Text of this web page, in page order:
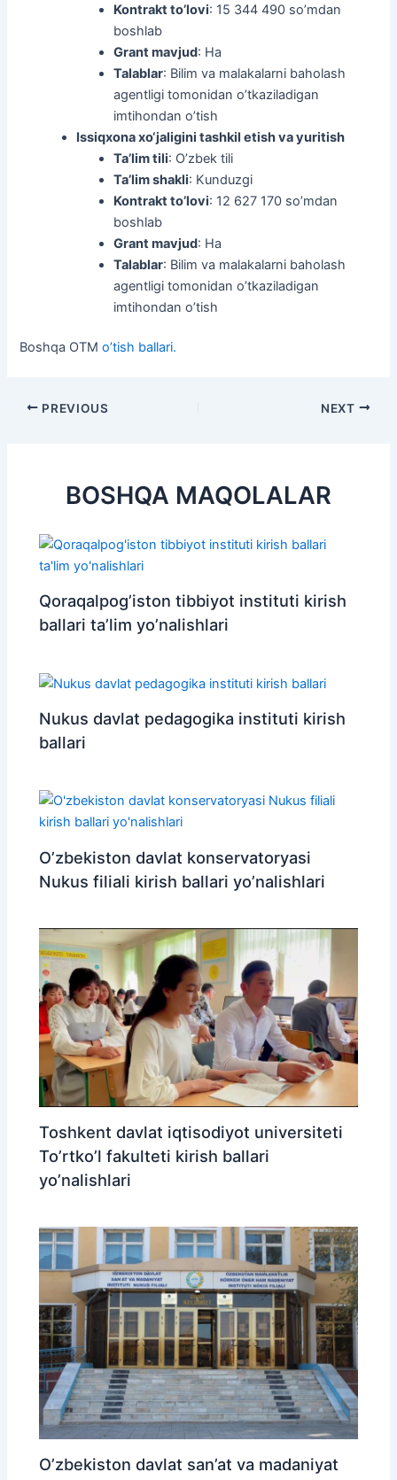
Kontrakt to’lovi: 15 344 490 so’mdan
boshlab
Grant mavjud: Ha
Talablar: Bilim va malakalarni baholash
agentligi tomonidan o’tkaziladigan
imtihondan o’tish
Issiqxona xo‘jaligini tashkil etish va yuritish
Ta’lim tili: O’zbek tili
Ta’lim shakli: Kunduzgi
Kontrakt to’lovi: 12 627 170 so’mdan
boshlab
Grant mavjud: Ha
Talablar: Bilim va malakalarni baholash
agentligi tomonidan o’tkaziladigan
imtihondan o’tish
Boshqa OTMo’tish ballari.
Post
PREVIOUS NEXT
BOSHQA MAQOLALAR
Qoraqalpog’iston tibbiyot instituti kirish
ballari ta’lim yo’nalishlari
Nukus davlat pedagogika instituti kirish
ballari
O’zbekiston davlat konservatoryasi
Nukus filiali kirish ballari yo’nalishlari
Toshkent davlat iqtisodiyot universiteti
To’rtko’l fakulteti kirish ballari
yo’nalishlari
O’zbekiston davlat san’at va madaniyat